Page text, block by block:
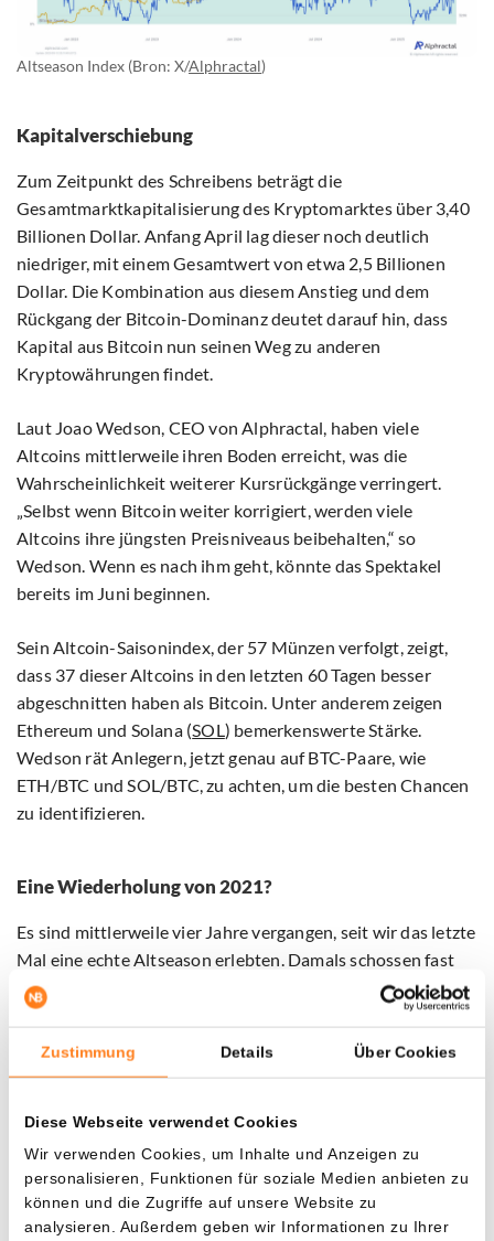
Zustimmung Details Über Cookies
Diese Webseite verwendet Cookies
Wir verwenden Cookies, um Inhalte und Anzeigen zu
personalisieren, Funktionen für soziale Medien anbieten zu
können und die Zugriffe auf unsere Website zu
analysieren. Außerdem geben wir Informationen zu Ihrer
Altseason Index (Bron: X/Alphractal)
Kapitalverschiebung
Zum Zeitpunkt des Schreibens beträgt die
Gesamtmarktkapitalisierung des Kryptomarktes über 3,40
Billionen Dollar. Anfang April lag dieser noch deutlich
niedriger, mit einem Gesamtwert von etwa 2,5 Billionen
Dollar. Die Kombination aus diesem Anstieg und dem
Rückgang der Bitcoin-Dominanz deutet darauf hin, dass
Kapital aus Bitcoin nun seinen Weg zu anderen
Kryptowährungen findet.
Laut Joao Wedson, CEO von Alphractal, haben viele
Altcoins mittlerweile ihren Boden erreicht, was die
Wahrscheinlichkeit weiterer Kursrückgänge verringert.
„Selbst wenn Bitcoin weiter korrigiert, werden viele
Altcoins ihre jüngsten Preisniveaus beibehalten,“ so
Wedson. Wenn es nach ihm geht, könnte das Spektakel
bereits im Juni beginnen.
Sein Altcoin-Saisonindex, der 57 Münzen verfolgt, zeigt,
dass 37 dieser Altcoins in den letzten 60 Tagen besser
abgeschnitten haben als Bitcoin. Unter anderem zeigen
Ethereum und Solana (SOL) bemerkenswerte Stärke.
Wedson rät Anlegern, jetzt genau auf BTC-Paare, wie
ETH/BTC und SOL/BTC, zu achten, um die besten Chancen
zu identifizieren.
Eine Wiederholung von 2021?
Es sind mittlerweile vier Jahre vergangen, seit wir das letzte
Mal eine echte Altseason erlebten. Damals schossen fast
alle Tokens zu ihren Allzeithochs (ATHs). Für viele Projekte
besteht also noch immer erhebliches Aufwärtspotenzial.
Schauen Sie zum Beispiel auf Cardano (ADA), das derzeit
Münze ganze 91,2% unter ihrem Höhepunkt handelt. Sollte
die Altcoin-Saison tatsächlich kommen, wie Wedson
vorhersagt, dann liegen enorme Chancen zum Aufsammeln
bereit.